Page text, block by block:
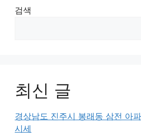
검색
최신 글
경상남도 진주시 봉래동 삼전 아
시세